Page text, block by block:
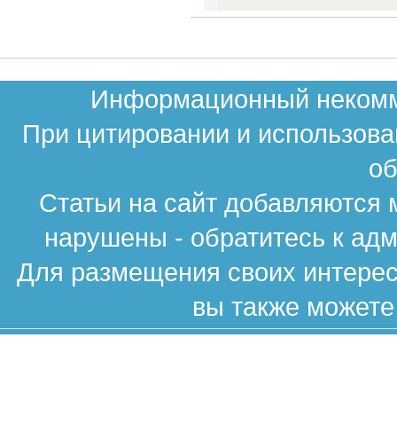
Информационный
При цитировании и
Статьи на сайт
нарушены - обратитесь к
Для размещения своих
вы также